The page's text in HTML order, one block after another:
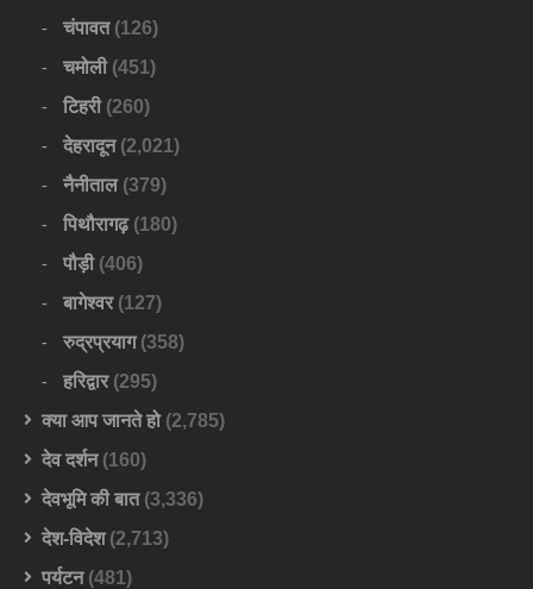
चंपावत(126)
चमोली(451)
टिहरी(260)
देहरादून(2,021)
नैनीताल(379)
पिथौरागढ़(180)
पौड़ी(406)
बागेश्वर(127)
रुद्रप्रयाग(358)
हरिद्वार(295)
क्या आप जानते हो(2,785)
देव दर्शन(160)
देवभूमि की बात(3,336)
देश-विदेश(2,713)
पर्यटन(481)